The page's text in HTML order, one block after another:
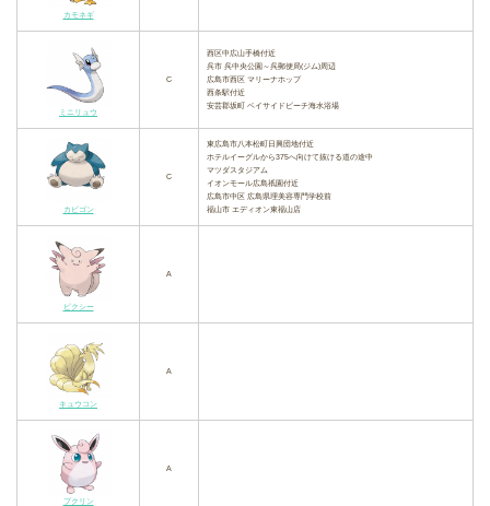
カモネギ
ミニリュウ
C
西区中広山手橋付近
呉市 呉中央公園～呉郵便局(ジム)周辺
広島市西区 マリーナホップ
西条駅付近
安芸郡坂町 ベイサイドビーチ海水浴場
カビゴン
C
東広島市八本松町日興団地付近
ホテルイーグルから375へ向けて抜ける道の途中
マツダスタジアム
イオンモール広島祇園付近
広島市中区 広島県理美容専門学校前
福山市 エディオン東福山店
ピクシー
A
キュウコン
A
プクリン
A